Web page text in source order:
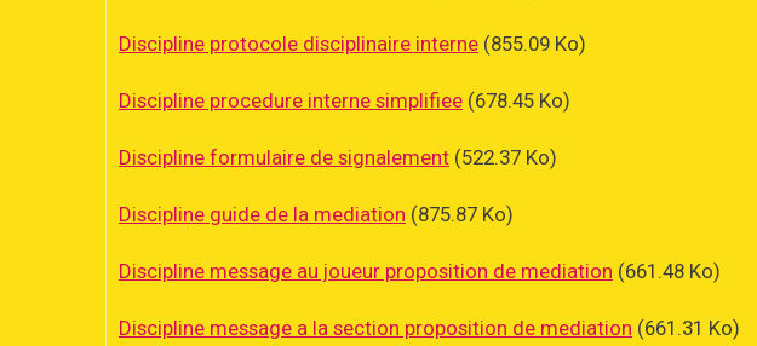
Discipline protocole disciplinaire interne (855.09 Ko)
Discipline procedure interne simplifiee (678.45 Ko)
Discipline formulaire de signalement (522.37 Ko)
Discipline guide de la mediation (875.87 Ko)
Discipline message au joueur proposition de mediation (661.48 Ko)
Discipline message a la section proposition de mediation (661.31 Ko)